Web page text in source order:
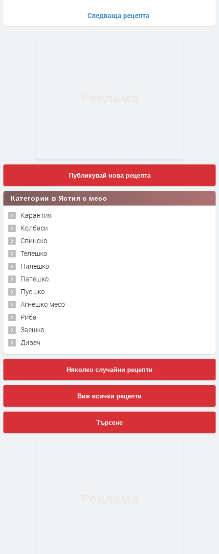
Следваща рецепта
Публикувай нова рецепта
Категории в Ястия с месо
Карантия
Колбаси
Свинско
Телешко
Пилешко
Патешко
Пуешко
Агнешко месо
Риба
Заешко
Дивеч
Няколко случайни рецепти
Виж всички рецепти
Търсене